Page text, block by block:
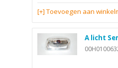
[+] Toevoegen aan
A licht